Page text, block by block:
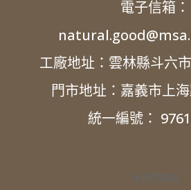
電子信箱：
工廠地址：雲林縣斗六
門市地址：嘉義市上
統一編號：
與我們聯絡